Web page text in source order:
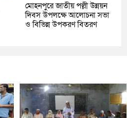
মোহনপুরে জাতীয় পল্লী উন্নয়ন
দিবস উপলক্ষে আলোচনা সভা
ও বিভিন্ন উপকরণ বিতরণ